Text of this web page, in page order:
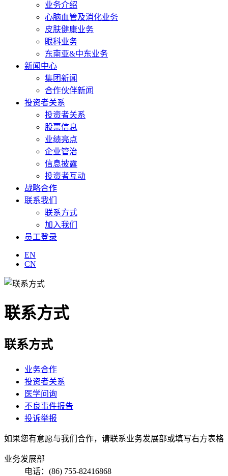
业务介绍
心脑血管及消化业务
皮肤健康业务
眼科业务
东南亚&中东业务
新闻中心
集团新闻
合作伙伴新闻
投资者关系
投资者关系
股票信息
业绩亮点
企业管治
信息披露
投资者互动
战略合作
联系我们
联系方式
加入我们
员工登录
EN
CN
联系方式
联系方式
业务合作
投资者关系
医学问询
不良事件报告
投诉举报
如果您有意愿与我们合作，请联系业务发展部或填写右方表格
业务发展部
电话：(86) 755-82416868